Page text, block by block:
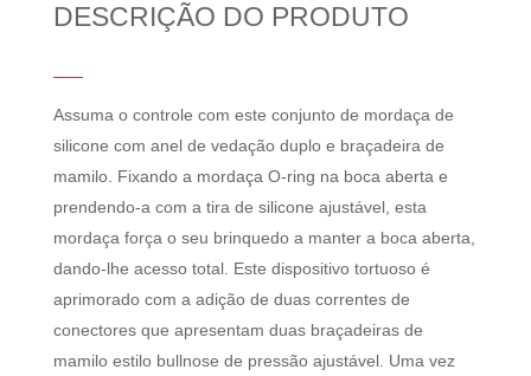
DESCRIÇÃO DO PRODUTO
Assuma o controle com este conjunto de mordaça de
silicone com anel de vedação duplo e braçadeira de
mamilo. Fixando a mordaça O-ring na boca aberta e
prendendo-a com a tira de silicone ajustável, esta
mordaça força o seu brinquedo a manter a boca aberta,
dando-lhe acesso total. Este dispositivo tortuoso é
aprimorado com a adição de duas correntes de
conectores que apresentam duas braçadeiras de
mamilo estilo bullnose de pressão ajustável. Uma vez